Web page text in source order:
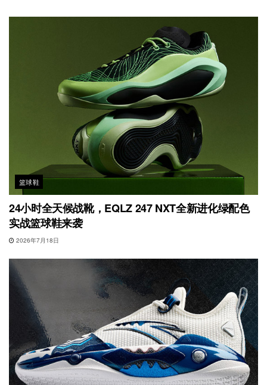
篮球鞋
24小时全天候战靴，EQLZ 247 NXT全新进化绿配色
实战篮球鞋来袭
2026年7月18日